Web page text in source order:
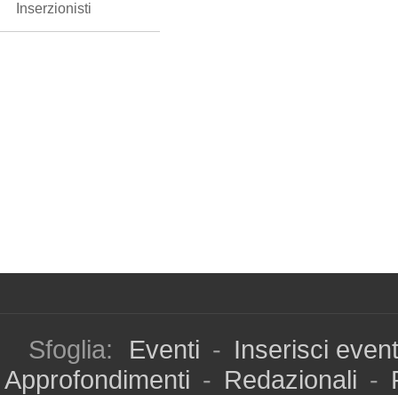
Inserzionisti
Sfoglia: Eventi - Inserisci
Approfondimenti - Redazionali -